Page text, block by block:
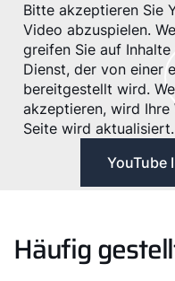
Bitte akzeptieren Sie
Video abzuspielen.
greifen Sie auf Inhalte
Dienst, der von einer
bereitgestellt wird.
akzeptieren, wird
Seite wird aktualisiert.
YouTube
Häufig